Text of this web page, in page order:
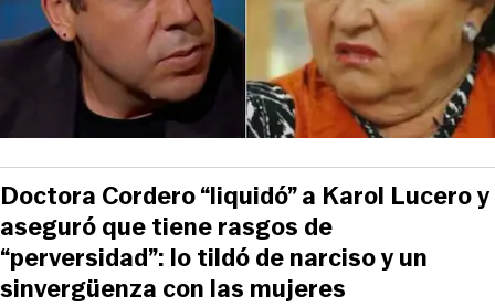
Doctora Cordero “liquidó” a Karol Lucero y
aseguró que tiene rasgos de
“perversidad”: lo tildó de narciso y un
sinvergüenza con las mujeres